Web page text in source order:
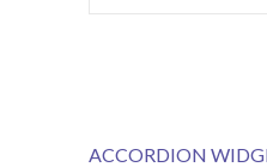
ACCORDION